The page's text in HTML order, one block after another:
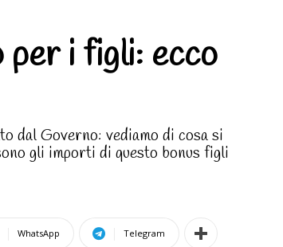
per i figli: ecco
dal Governo: vediamo di cosa si
gli importi di questo bonus figli
WhatsApp Telegram